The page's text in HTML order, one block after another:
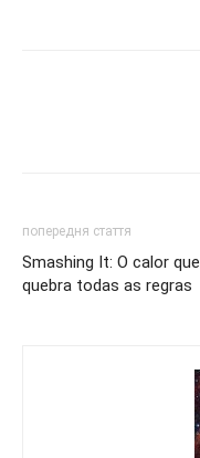
попередня стаття
Smashing It: O calor que
quebra todas as regras